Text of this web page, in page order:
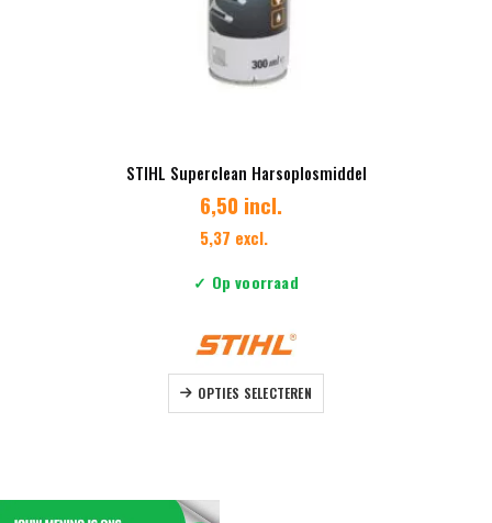
STIHL Superclean Harsoplosmiddel
6,50 incl.
5,37 excl.
✓ Op voorraad
OPTIES SELECTEREN
Dit product heeft meerdere variaties. Deze optie kan gekozen worden op de productpagina